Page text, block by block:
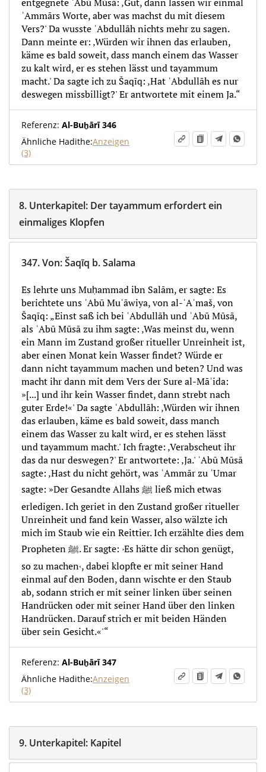
ʿAmmārs Worte, aber was machst du mit diesem
Vers?' Da wusste ʿAbdullāh nichts mehr zu sagen.
Dann meinte er: ‚Würden wir ihnen das erlauben,
käme es bald soweit, dass manch einem das Wasser
zu kalt wird, er es stehen lässt und tayammum
macht.' Da sagte ich zu Šaqīq: ‚Hat ʿAbdullāh es nur
deswegen missbilligt?' Er antwortete mit einem Ja.“
Referenz: Al-Buḫārī 346
Ähnliche Hadithe:Anzeigen
(3)
8. Unterkapitel: Der tayammum erfordert ein
einmaliges Klopfen
347.Von:Šaqīq b. Salama
Es lehrte uns Muḥammad ibn Salām, er sagte: Es
berichtete uns ʾAbū Muʿāwiya, von al-ʾAʿmaš, von
Šaqīq: „Einst saß ich bei ʿAbdullāh und ʾAbū Mūsā,
als ʾAbū Mūsā zu ihm sagte: ‚Was meinst du, wenn
ein Mann im Zustand großer ritueller Unreinheit ist,
aber einen Monat kein Wasser findet? Würde er
dann nicht tayammum machen und beten? Und was
macht ihr dann mit dem Vers der Sure al-Māʾida:
»[...] und ihr kein Wasser findet, dann strebt nach
guter Erde!«' Da sagte ʿAbdullāh: ‚Würden wir ihnen
das erlauben, käme es bald soweit, dass manch
einem das Wasser zu kalt wird, er es stehen lässt
und tayammum macht.' Ich fragte: ‚Verabscheut ihr
das da nur deswegen?' Er antwortete: ‚Ja.' ʾAbū Mūsā
sagte: ‚Hast du nicht gehört, was ʿAmmār zu ʿUmar
sagte: »Der Gesandte Allahs ﷺ ließ mich etwas
erledigen. Ich geriet in den Zustand großer ritueller
Unreinheit und fand kein Wasser, also wälzte ich
mich im Staub wie ein Reittier. Ich erzählte dies dem
Propheten ﷺ. Er sagte: ›Es hätte dir schon genügt,
so zu machen‹, dabei klopfte er mit seiner Hand
einmal auf den Boden, dann wischte er den Staub
ab, sodann strich er mit seiner linken über seinen
Handrücken oder mit seiner Hand über den linken
Handrücken. Darauf strich er mit beiden Händen
über sein Gesicht.«'“
Referenz: Al-Buḫārī 347
Ähnliche Hadithe:Anzeigen
(3)
9. Unterkapitel: Kapitel